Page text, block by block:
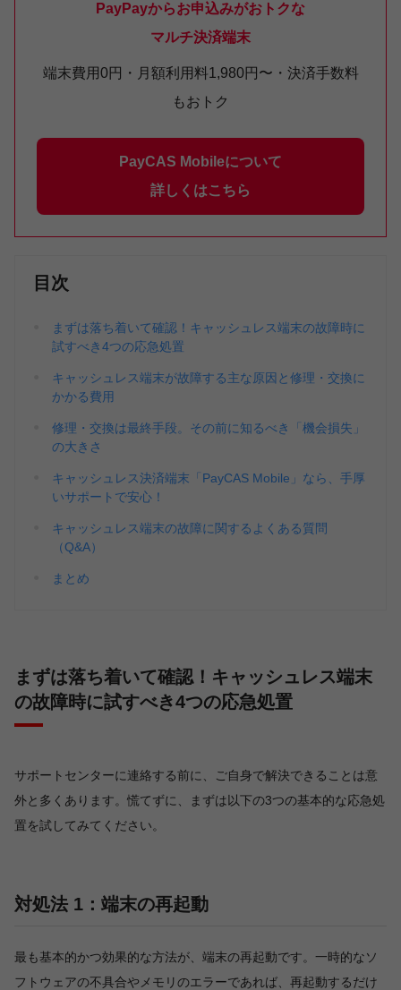
PayPayからお申込みがおトクな
マルチ決済端末
端末費用0円・月額利用料1,980円〜・決済手数料
もおトク
PayCAS Mobileについて
詳しくはこちら
目次
まずは落ち着いて確認！キャッシュレス端末の故障時に
試すべき4つの応急処置
キャッシュレス端末が故障する主な原因と修理・交換に
かかる費用
修理・交換は最終手段。その前に知るべき「機会損失」
の大きさ
キャッシュレス決済端末「PayCAS Mobile」なら、手厚
いサポートで安心！
キャッシュレス端末の故障に関するよくある質問
（Q&A）
まとめ
まずは落ち着いて確認！キャッシュレス端末
の故障時に試すべき4つの応急処置
サポートセンターに連絡する前に、ご自身で解決できることは意
外と多くあります。慌てずに、まずは以下の3つの基本的な応急処
置を試してみてください。
対処法 1：端末の再起動
最も基本的かつ効果的な方法が、端末の再起動です。一時的なソ
フトウェアの不具合やメモリのエラーであれば、再起動するだけ